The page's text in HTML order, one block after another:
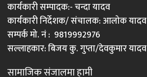
कार्यकारी सम्पादक:- चन्दा यादव
कार्यकारी निर्देशक/ संचालक: आलोक यादव
सम्पर्क मो. नं : 9819992976
सल्लाहकार: बिजय कु. गुप्ता/देवकुमार यादव
सामाजिक संजालमा हामी